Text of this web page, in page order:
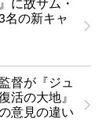
の新キャ
督が『ジュ
活の大地』
意見の違い